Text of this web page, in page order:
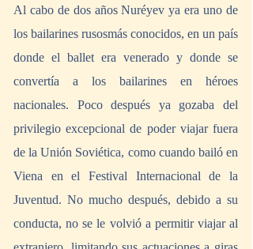
Al cabo de dos años Nuréyev ya era uno de
los bailarines rusosmás conocidos, en un país
donde el ballet era venerado y donde se
convertía a los bailarines en héroes
nacionales. Poco después ya gozaba del
privilegio excepcional de poder viajar fuera
de la Unión Soviética, como cuando bailó en
Viena en el Festival Internacional de la
Juventud. No mucho después, debido a su
conducta, no se le volvió a permitir viajar al